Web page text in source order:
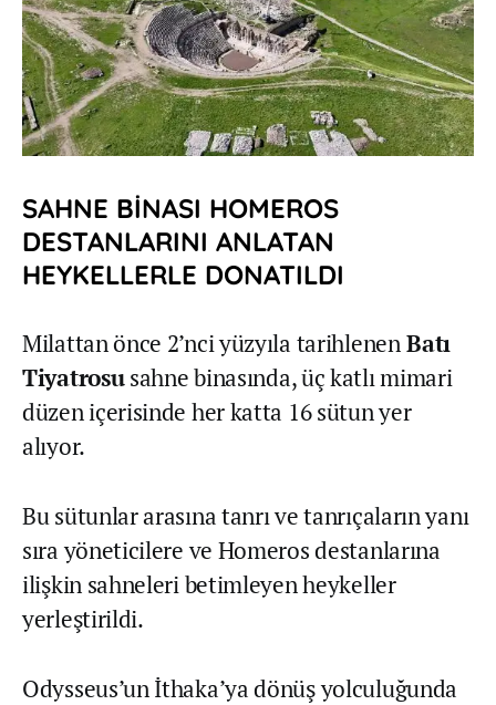
SAHNE BİNASI HOMEROS
DESTANLARINI ANLATAN
HEYKELLERLE DONATILDI
Milattan önce 2’nci yüzyıla tarihlenenBatı
Tiyatrosusahne binasında, üç katlı mimari
düzen içerisinde her katta 16 sütun yer
alıyor.
Bu sütunlar arasına tanrı ve tanrıçaların yanı
sıra yöneticilere ve Homeros destanlarına
ilişkin sahneleri betimleyen heykeller
yerleştirildi.
Odysseus’un İthaka’ya dönüş yolculuğunda